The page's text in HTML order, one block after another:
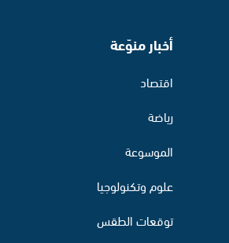
أخبار منوّعة
اقتصاد
رياضة
الموسوعة
علوم وتكنولوجيا
توقعات الطقس